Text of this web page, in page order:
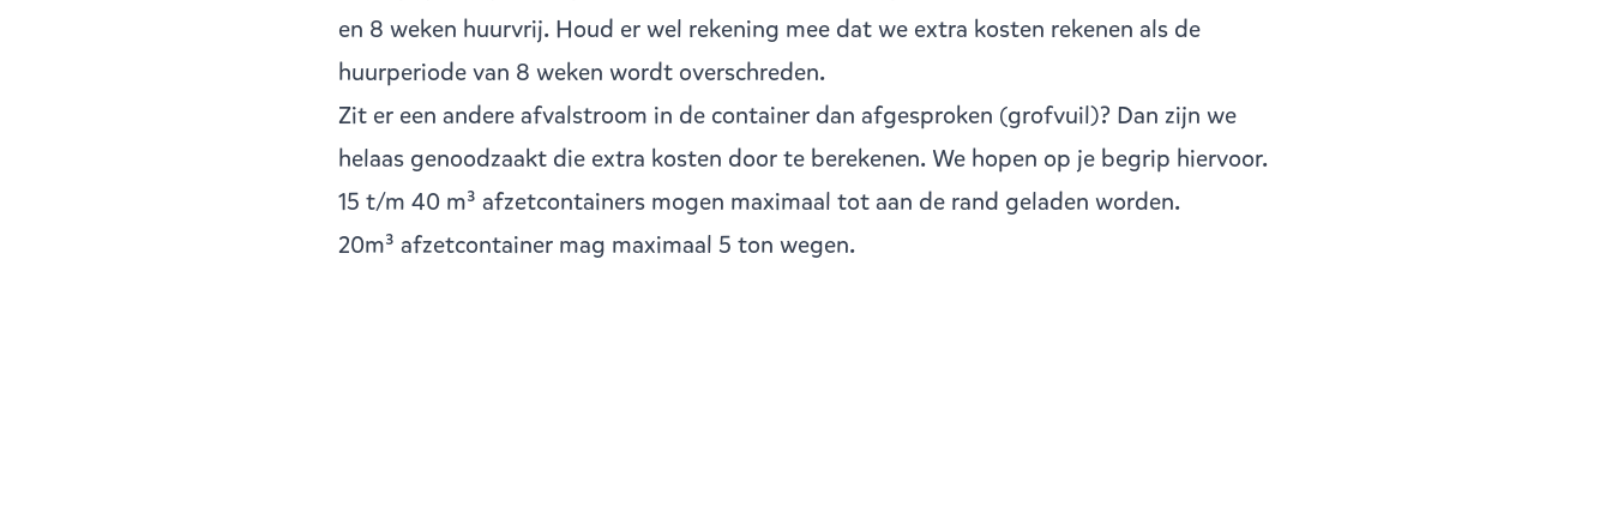
en 8 weken huurvrij. Houd er wel rekening mee dat we extra kosten rekenen als de
huurperiode van 8 weken wordt overschreden.
Zit er een andere afvalstroom in de container dan afgesproken (grofvuil)? Dan zijn we
helaas genoodzaakt die extra kosten door te berekenen. We hopen op je begrip hiervoor.
15 t/m 40 m³ afzetcontainers mogen maximaal tot aan de rand geladen worden.
20m³ afzetcontainer mag maximaal 5 ton wegen.